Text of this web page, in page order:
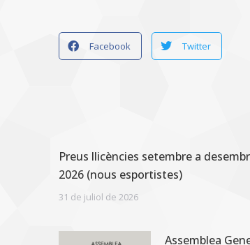
Facebook Twitter
Preus llicències setembre a
2026 (nous esportistes)
31 de juliol de 2026
Assemblea